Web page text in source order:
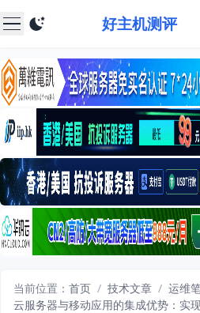
好主机测评
当前位置： 首页 / 技术文章 / 运维
云服务器与移动应用的集成优势：实